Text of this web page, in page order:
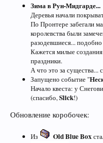
Зима в Рун-Мидгарде...
Деревья начали
По Пронтере забегали
королевства были
разодевшиеся...
Кажется милые
праздники.
А что это за
Запущено событие "
Начало квеста: у
(спасибо,Slick!)
Обновление коробочек:
Из Old Blue Box